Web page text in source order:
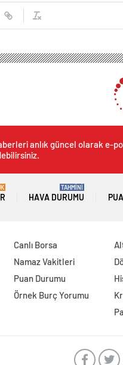
anlık güncel olarak e-
HAVA DURUMU
TAHMİNİ
Canlı Borsa
Namaz Vakitleri
Puan Durumu
Örnek Burç Yorumu